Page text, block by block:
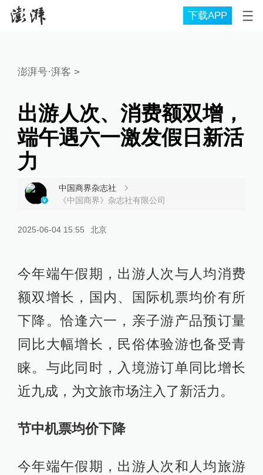
下载APP
澎湃号·湃客 >
出游人次、消费额双增，
端午遇六一激发假日新活
力
中国商界杂志社
《中国商界》杂志社有限公司
2025-06-04 15:55 北京
今年端午假期，出游人次与人均消费
额双增长，国内、国际机票均价有所
下降。恰逢六一，亲子游产品预订量
同比大幅增长，民俗体验游也备受青
睐。与此同时，入境游订单同比增长
近九成，为文旅市场注入了新活力。
节中机票均价下降
今年端午假期，出游人次和人均旅游